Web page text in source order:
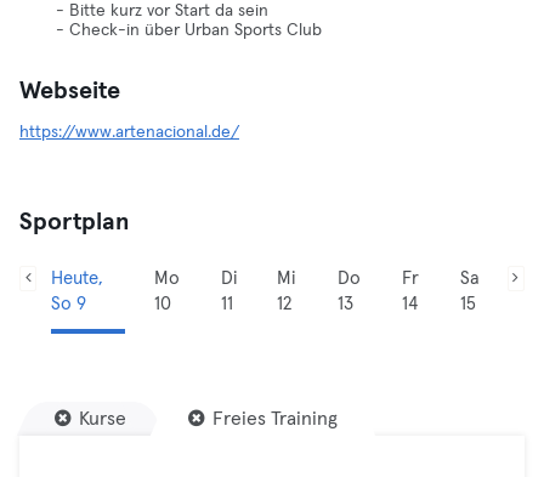
- Bitte kurz vor Start da sein
- Check-in über Urban Sports Club
Webseite
https://www.artenacional.de/
Sportplan
Heute,
So 9
Mo
10
Di
11
Mi
12
Do
13
Fr
14
Sa
15
Kurse Freies Training